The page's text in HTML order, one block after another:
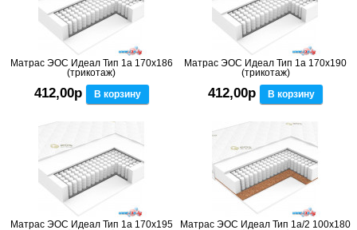
Матрас ЭОС Идеал Тип 1а 170x186
(трикотаж)
412,00р В корзину
Матрас ЭОС Идеал Тип 1а 170x190
(трикотаж)
412,00р В корзину
Матрас ЭОС Идеал Тип 1а 170x195
Матрас ЭОС Идеал Тип 1а/2 100x180